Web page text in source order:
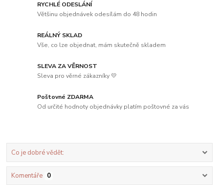
RYCHLÉ ODESLÁNÍ
Většinu objednávek odesílám do 48 hodin
REÁLNÝ SKLAD
Vše, co lze objednat, mám skutečně skladem
SLEVA ZA VĚRNOST
Sleva pro věrné zákazníky 💛
Poštovné ZDARMA
Od určité hodnoty objednávky platím poštovné za vás
Co je dobré vědět:
Komentáře 0